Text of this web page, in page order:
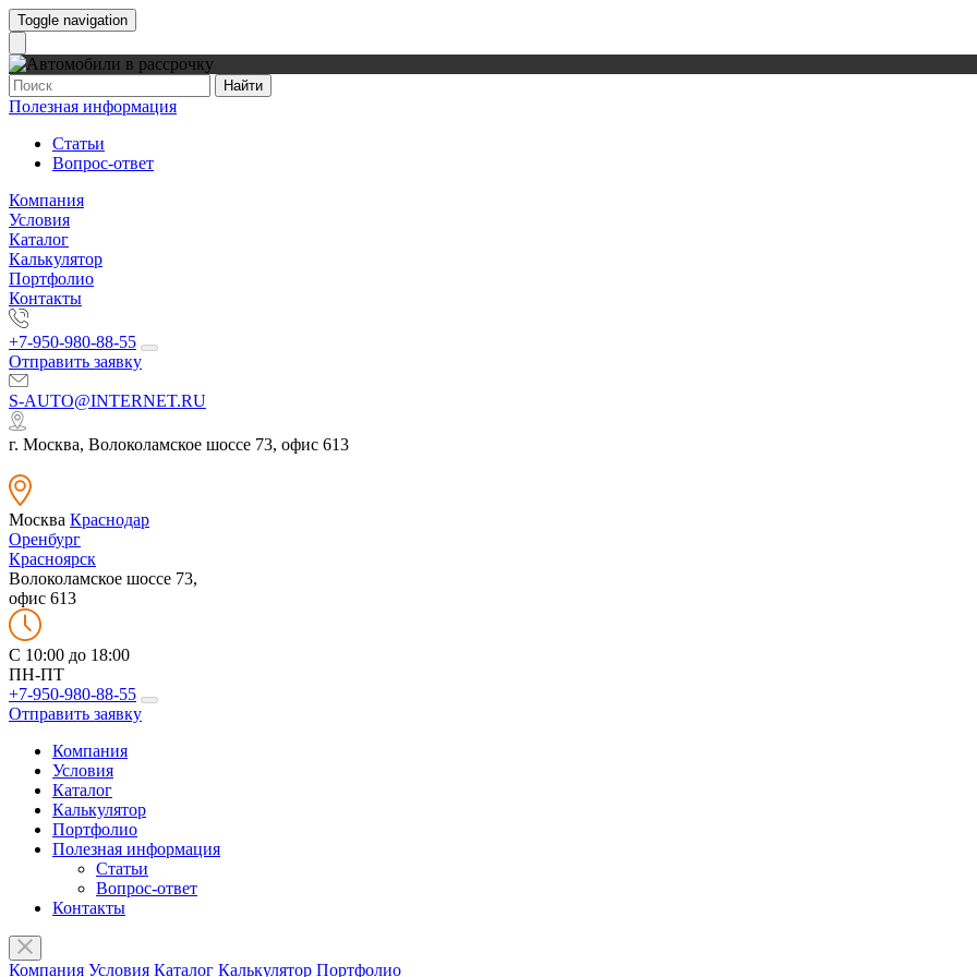
Toggle navigation
Найти
Полезная информация
Статьи
Вопрос-ответ
Компания
Условия
Каталог
Калькулятор
Портфолио
Контакты
+7-950-980-88-55
Отправить заявку
S-AUTO@INTERNET.RU
г. Москва, Волоколамское шоссе 73, офис 613
Москва Краснодар
Оренбург
Красноярск
Волоколамское шоссе 73,
офис 613
C 10:00 до 18:00
ПН-ПТ
+7-950-980-88-55
Отправить заявку
Компания
Условия
Каталог
Калькулятор
Портфолио
Полезная информация
Статьи
Вопрос-ответ
Контакты
Компания Условия Каталог Калькулятор Портфолио